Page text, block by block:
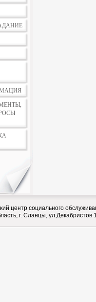
центр социального
г. Сланцы, ул.Декабристов